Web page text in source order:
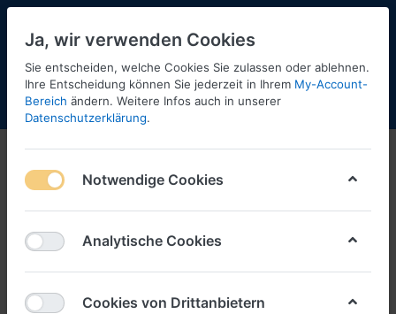
Menü Anmelden Shopaktualisierung
Ja, wir verwenden Cookies
Sie entscheiden, welche Cookies Sie zulassen oder ablehnen.
Ihre Entscheidung können Sie jederzeit in Ihrem My-Account-
Bereich ändern. Weitere Infos auch in unserer
Datenschutzerklärung.
Notwendige Cookies
Analytische Cookies
Cookies von Drittanbietern